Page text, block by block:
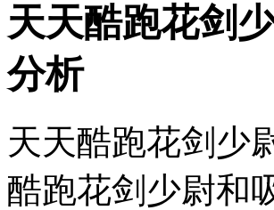
天天酷跑花剑
分析
天天酷跑花剑少
酷跑花剑少尉和